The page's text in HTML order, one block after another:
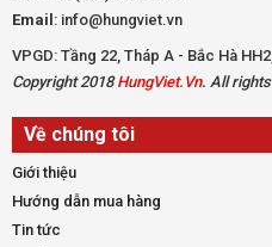
Email : info@hungviet.vn
VPGD: Tầng 22, Tháp A - Bắc Hà
Copyright 2018HungViet.Vn. All
Về chúng tôi
Giới thiệu
Hướng dẫn mua hàng
Tin tức